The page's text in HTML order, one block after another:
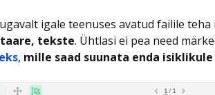
igale teenuses avatud failile
tekste. Ühtlasi ei pea need
, mille saad suunata enda